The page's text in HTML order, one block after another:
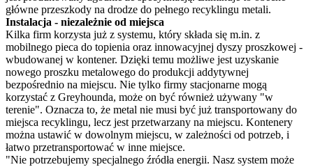
główne przeszkody na drodze do pełnego recyklingu metali.
Instalacja - niezależnie od miejsca
Kilka firm korzysta już z systemu, który składa się m.in. z
mobilnego pieca do topienia oraz innowacyjnej dyszy proszkowej -
wbudowanej w kontener. Dzięki temu możliwe jest uzyskanie
nowego proszku metalowego do produkcji addytywnej
bezpośrednio na miejscu. Nie tylko firmy stacjonarne mogą
korzystać z Greyhounda, może on być również używany "w
terenie". Oznacza to, że metal nie musi być już transportowany do
miejsca recyklingu, lecz jest przetwarzany na miejscu. Kontenery
można ustawić w dowolnym miejscu, w zależności od potrzeb, i
łatwo przetransportować w inne miejsce.
"Nie potrzebujemy specjalnego źródła energii. Nasz system może